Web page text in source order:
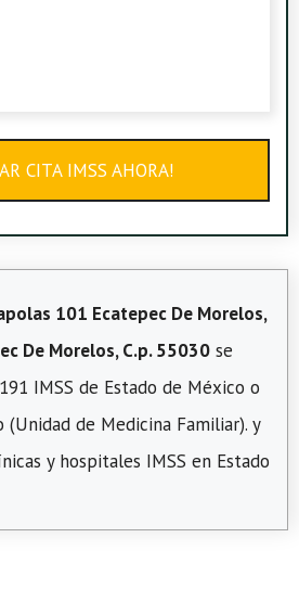
CITA IMSS AHORA!
101 Ecatepec De Morelos,
De Morelos, C.p. 55030 se
IMSS de Estado de México o
(Unidad de Medicina Familiar). y
y hospitales IMSS en Estado